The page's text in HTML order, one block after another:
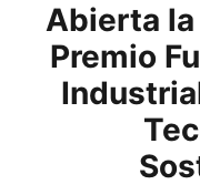
Abierta
Premio